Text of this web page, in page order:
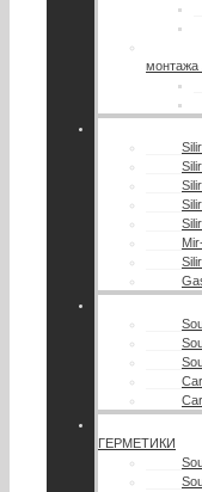
монтажа
ГЕРМЕТИКИ